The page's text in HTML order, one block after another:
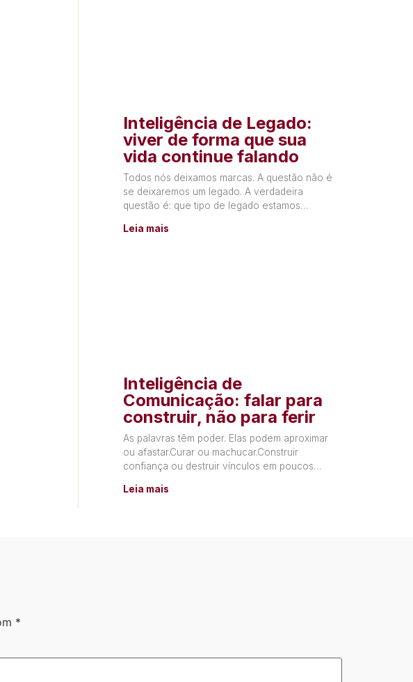
Inteligência de Legado:
viver de forma que sua
vida continue falando
Todos nós deixamos marcas. A questão não é
se deixaremos um legado. A verdadeira
questão é: que tipo de legado estamos
Leia mais
Inteligência de
Comunicação: falar para
construir, não para ferir
As palavras têm poder. Elas podem aproximar
ou afastar.Curar ou machucar.Construir
confiança ou destruir vínculos em poucos
falta de
Leia mais
*